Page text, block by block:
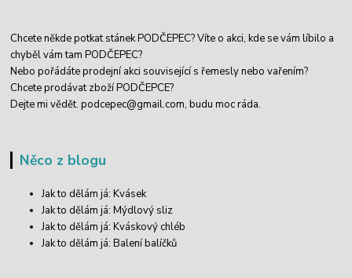
Chcete někde potkat stánek PODČEPEC? Víte o akci, kde se vám líbilo a
chyběl vám tam PODČEPEC?
Nebo pořádáte prodejní akci související s řemesly nebo vařením?
Chcete prodávat zboží PODČEPCE?
Dejte mi vědět.podcepec@gmail.com, budu moc ráda.
Něco z blogu
Jak to dělám já: Kvásek
Jak to dělám já: Mýdlový sliz
Jak to dělám já: Kváskový chléb
Jak to dělám já: Balení balíčků